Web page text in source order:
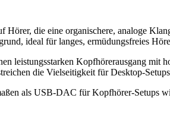
die eine organischere, analoge
ideal für langes, ermüdungsfreies
leistungsstarken Kopfhörerausgang mit
die Vielseitigkeit für Desktop-
als USB-DAC für Kopfhörer-Setups